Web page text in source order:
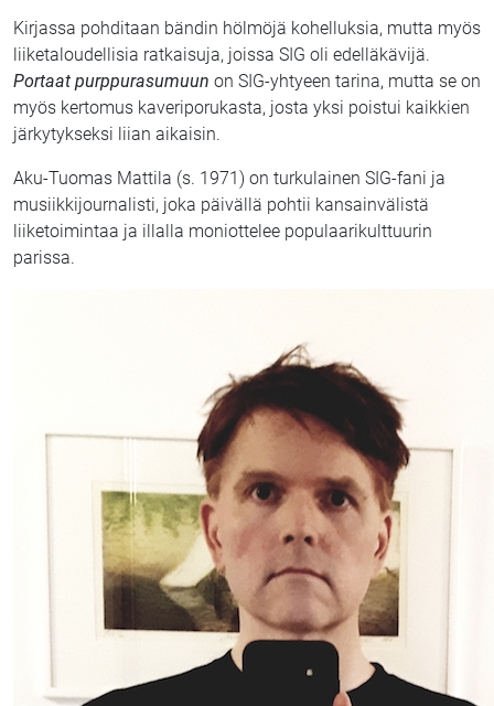
Kirjassa pohditaan bändin hölmöjä kohelluksia, mutta myös
liiketaloudellisia ratkaisuja, joissa SIG oli edelläkävijä.
Portaat purppurasumuun on SIG-yhtyeen tarina, mutta se on
myös kertomus kaveriporukasta, josta yksi poistui kaikkien
järkytykseksi liian aikaisin.
Aku-Tuomas Mattila (s. 1971) on turkulainen SIG-fani ja
musiikkijournalisti, joka päivällä pohtii kansainvälistä
liiketoimintaa ja illalla moniottelee populaarikulttuurin
parissa.